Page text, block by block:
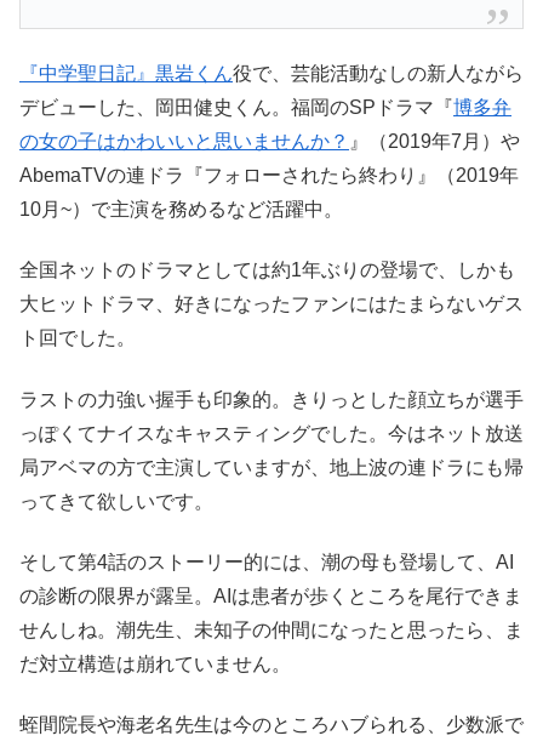
『中学聖日記』黒岩くん役で、芸能活動なしの新人ながら
デビューした、岡田健史くん。福岡のSPドラマ『博多弁
の女の子はかわいいと思いませんか？ 』（2019年7月）や
AbemaTVの連ドラ『フォローされたら終わり』（2019年
10月~）で主演を務めるなど活躍中。
全国ネットのドラマとしては約1年ぶりの登場で、しかも
大ヒットドラマ、好きになったファンにはたまらないゲス
ト回でした。
ラストの力強い握手も印象的。きりっとした顔立ちが選手
っぽくてナイスなキャスティングでした。今はネット放送
局アベマの方で主演していますが、地上波の連ドラにも帰
ってきて欲しいです。
そして第4話のストーリー的には、潮の母も登場して、AI
の診断の限界が露呈。AIは患者が歩くところを尾行できま
せんしね。潮先生、未知子の仲間になったと思ったら、ま
だ対立構造は崩れていません。
蛭間院長や海老名先生は今のところハブられる、少数派で